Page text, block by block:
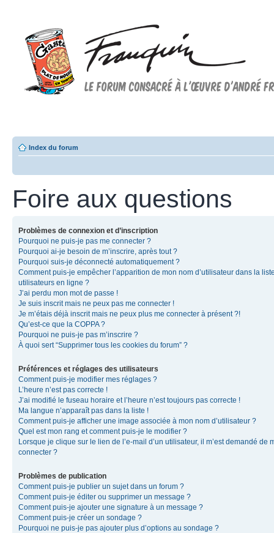
Index du forum
Foire aux questions
Problèmes de connexion et d’inscription
Pourquoi ne puis-je pas me connecter ?
Pourquoi ai-je besoin de m’inscrire, après tout ?
Pourquoi suis-je déconnecté automatiquement ?
Comment puis-je empêcher l’apparition de mon nom d’utilisateur dans la
utilisateurs en ligne ?
J’ai perdu mon mot de passe !
Je suis inscrit mais ne peux pas me connecter !
Je m’étais déjà inscrit mais ne peux plus me connecter à présent ?!
Qu’est-ce que la COPPA ?
Pourquoi ne puis-je pas m’inscrire ?
À quoi sert “Supprimer tous les cookies du forum” ?
Préférences et réglages des utilisateurs
Comment puis-je modifier mes réglages ?
L’heure n’est pas correcte !
J’ai modifié le fuseau horaire et l’heure n’est toujours pas correcte !
Ma langue n’apparaît pas dans la liste !
Comment puis-je afficher une image associée à mon nom d’utilisateur ?
Quel est mon rang et comment puis-je le modifier ?
Lorsque je clique sur le lien de l’e-mail d’un utilisateur, il m’est demandé de
connecter ?
Problèmes de publication
Comment puis-je publier un sujet dans un forum ?
Comment puis-je éditer ou supprimer un message ?
Comment puis-je ajouter une signature à un message ?
Comment puis-je créer un sondage ?
Pourquoi ne puis-je pas ajouter plus d’options au sondage ?